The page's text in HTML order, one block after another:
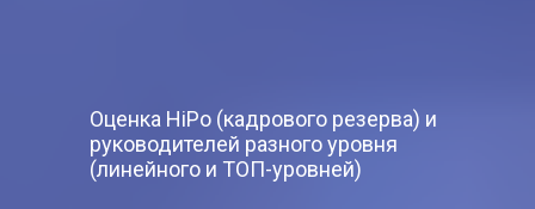
Оценка HiPo (кадрового резерва) и
руководителей разного уровня
(линейного и ТОП-уровней)